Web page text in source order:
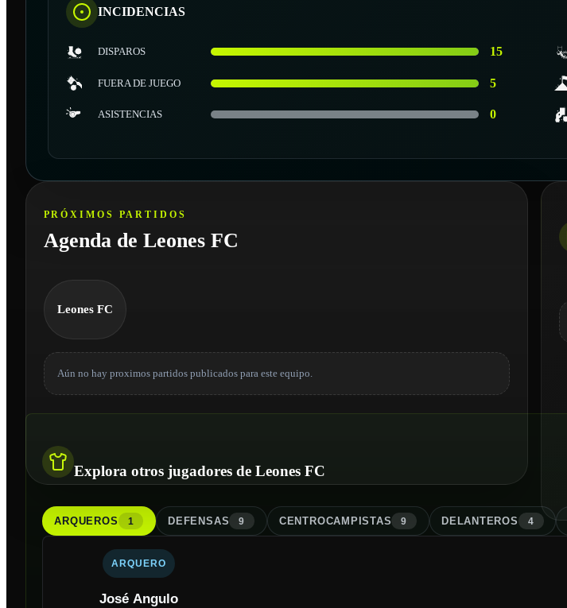
INCIDENCIAS
DISPAROS 15
FUERA DE JUEGO 5
ASISTENCIAS 0
PRÓXIMOS PARTIDOS
Agenda de Leones FC
Leones FC
Aún no hay proximos partidos publicados para este equipo.
Explora otros jugadores de Leones FC
ARQUEROS 1 DEFENSAS 9 CENTROCAMPISTAS 9 DELANTEROS 4
ARQUERO
José Angulo